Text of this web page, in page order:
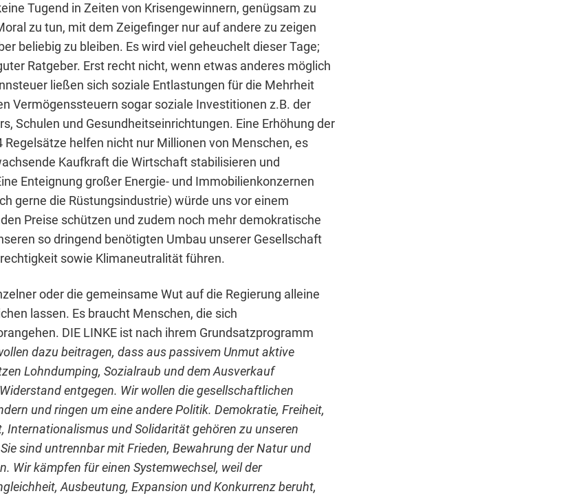
Tugend in Zeiten von Krisengewinnern, genügsam zu
zu tun, mit dem Zeigefinger nur auf andere zu zeigen
beliebig zu bleiben. Es wird viel geheuchelt dieser Tage;
Ratgeber. Erst recht nicht, wenn etwas anderes möglich
ließen sich soziale Entlastungen für die Mehrheit
Vermögenssteuern sogar soziale Investitionen z.B. der
Schulen und Gesundheitseinrichtungen. Eine Erhöhung der
Regelsätze helfen nicht nur Millionen von Menschen, es
Kaufkraft die Wirtschaft stabilisieren und
Enteignung großer Energie- und Immobilienkonzernen
gerne die Rüstungsindustrie) würde uns vor einem
Preise schützen und zudem noch mehr demokratische
so dringend benötigten Umbau unserer Gesellschaft
sowie Klimaneutralität führen.
oder die gemeinsame Wut auf die Regierung alleine
lassen. Es braucht Menschen, die sich
DIE LINKE ist nach ihrem Grundsatzprogramm
dazu beitragen, dass aus passivem Unmut aktive
Lohndumping, Sozialraub und dem Ausverkauf
entgegen. Wir wollen die gesellschaftlichen
und ringen um eine andere Politik. Demokratie, Freiheit,
Internationalismus und Solidarität gehören zu unseren
sind untrennbar mit Frieden, Bewahrung der Natur und
Wir kämpfen für einen Systemwechsel, weil der
Ausbeutung, Expansion und Konkurrenz beruht,